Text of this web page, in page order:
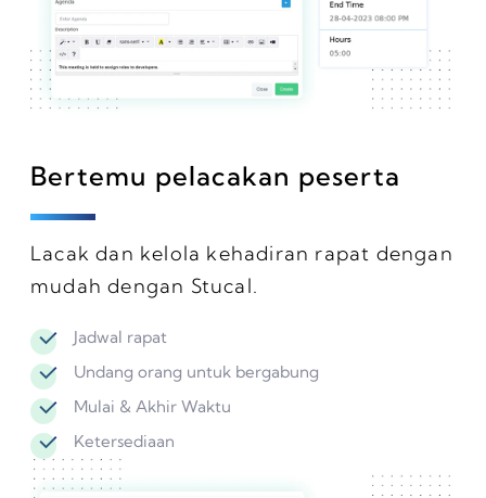
Bertemu pelacakan peserta
Lacak dan kelola kehadiran rapat dengan
mudah dengan Stucal.
Jadwal rapat
Undang orang untuk bergabung
Mulai & Akhir Waktu
Ketersediaan